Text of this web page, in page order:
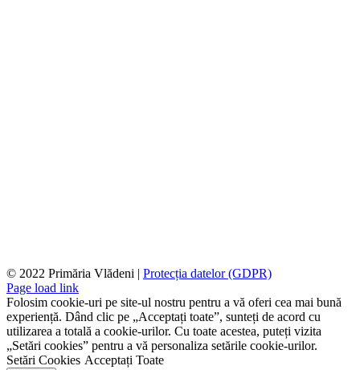
© 2022 Primăria Vlădeni | Protecția datelor (GDPR)
Page load link
Folosim cookie-uri pe site-ul nostru pentru a vă oferi cea mai bună
experiență. Dând clic pe „Acceptați toate”, sunteți de acord cu
utilizarea a totală a cookie-urilor. Cu toate acestea, puteți vizita
„Setări cookies” pentru a vă personaliza setările cookie-urilor.
Setări Cookies Acceptați Toate